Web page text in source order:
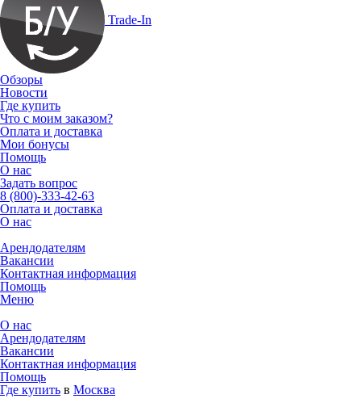
Trade-In
Обзоры
Новости
Где купить
Что с моим заказом?
Оплата и доставка
Мои бонусы
Помощь
О нас
Задать вопрос
8 (800)-333-42-63
Оплата и доставка
О нас
Арендодателям
Вакансии
Контактная информация
Помощь
Меню
О нас
Арендодателям
Вакансии
Контактная информация
Помощь
Где купить в Москва